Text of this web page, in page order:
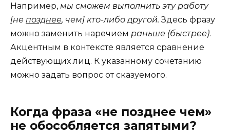
Например, мы сможем выполнить эту работу
[не позднее, чем] кто-либо другой.Здесь фразу
можно заменить наречием раньше (быстрее).
Акцентным в контексте является сравнение
действующих лиц. К указанному сочетанию
можно задать вопрос от сказуемого.
Когда фраза «не позднее чем»
не обособляется запятыми?